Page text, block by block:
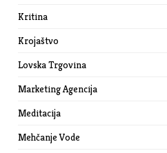
Kritina
Krojaštvo
Lovska Trgovina
Marketing Agencija
Meditacija
Mehčanje Vode